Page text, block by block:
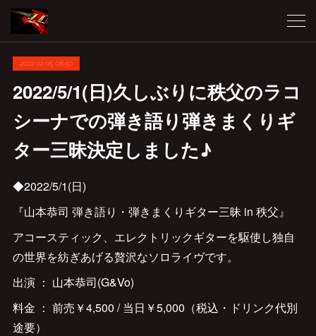
2022.02.05 08:50
2022/5/1(日)久しぶりに秩父のラコ
シーナでの弾き語り弾きまくりギ
ター三昧決定しました♪
◆2022/5/1(日)
『山本恭司 弾き語り・弾きまくりギター三昧 in 秩父』
アコースティック、エレクトリックギターを駆使し独自
の世界を紡ぎあげる贅沢なソロライヴです。
出演 ： 山本恭司(G&Vo)
料金 ： 前売￥4,500 / 当日￥5,000（税込・ドリンク代別
途要）